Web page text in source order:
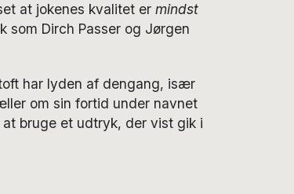
at jokenes kvalitet er mindst
som Dirch Passer og Jørgen
har lyden af dengang, især
om sin fortid under navnet
bruge et udtryk, der vist gik i